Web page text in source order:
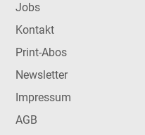
Jobs
Kontakt
Print-Abos
Newsletter
Impressum
AGB